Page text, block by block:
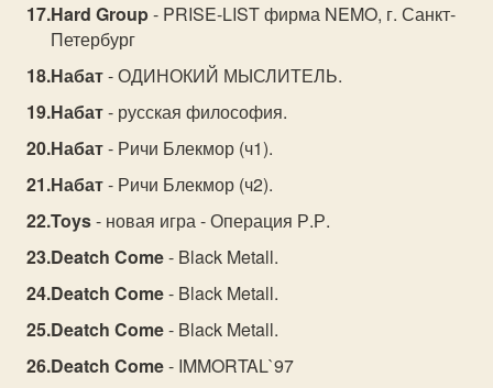
Hard Group- PRISE-LIST фирма NEMO, г. Санкт-
Петербург
Набат- ОДИНОКИЙ МЫСЛИТЕЛЬ.
Набат- русская философия.
Набат- Ричи Блекмор (ч1).
Набат- Ричи Блекмор (ч2).
Toys- новая игра - Операция Р.Р.
Deatch Come- Black Metall.
Deatch Come- Black Metall.
Deatch Come- Black Metall.
Deatch Come- IMMORTAL`97